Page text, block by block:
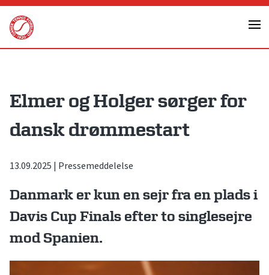
Skip
content
Elmer og Holger sørger for
dansk drømmestart
13.09.2025 | Pressemeddelelse
Danmark er kun en sejr fra en plads i
Davis Cup Finals efter to singlesejre
mod Spanien.